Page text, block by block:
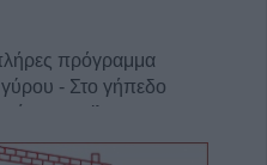
πρόγραμμα
- Στο γήπεδο
- Άρης